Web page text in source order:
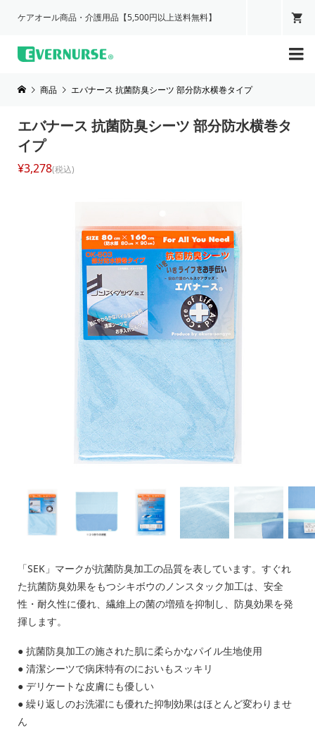
ケアオール商品・介護用品【5,500円以上送料無料】

商品 エバナース 抗菌防臭シーツ 部分防水横巻タイプ
エバナース 抗菌防臭シーツ 部分防水横巻タ
イプ
¥3,278(税込)
「SEK」マークが抗菌防臭加工の品質を表しています。すぐれ
た抗菌防臭効果をもつシキボウのノンスタック加工は、安全
性・耐久性に優れ、繊維上の菌の増殖を抑制し、防臭効果を発
揮します。
● 抗菌防臭加工の施された肌に柔らかなパイル生地使用
● 清潔シーツで病床特有のにおいもスッキリ
● デリケートな皮膚にも優しい
● 繰り返しのお洗濯にも優れた抑制効果はほとんど変わりませ
ん